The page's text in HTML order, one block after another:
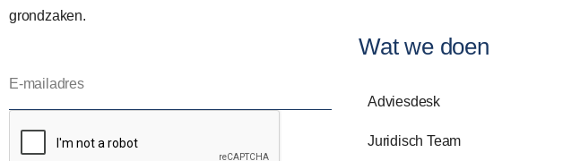
grondzaken.
Wat we doen
Adviesdesk
Juridisch Team